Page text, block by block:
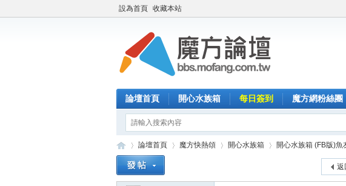
設為首頁 收藏本站
論壇首頁 開心水族箱 每日簽到 魔方網粉絲團
論壇首頁 魔方快熱頌 開心水族箱 開心水族箱 (FB版)魚
返